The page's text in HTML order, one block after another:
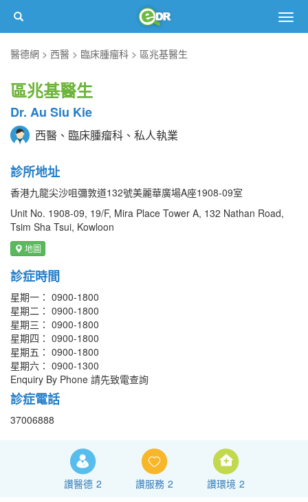
醫德網
西醫 臨床腫瘤科 區兆基醫生
區兆基醫生
Dr. Au Siu Kie
西醫、臨床腫瘤科、私人執業
診所地址
香港九龍尖沙咀彌敦道132號美麗華廣場A座1908-09室
Unit No. 1908-09, 19/F, Mira Place Tower A, 132 Nathan Road,
Tsim Sha Tsui, Kowloon
地圖
診症時間
星期一： 0900-1800
星期二： 0900-1800
星期三： 0900-1800
星期四： 0900-1800
星期五： 0900-1800
星期六： 0900-1300
Enquiry By Phone 請先致電查詢
診症電話
37006888
讚醫德 2 讚服務 2 讚環境 2